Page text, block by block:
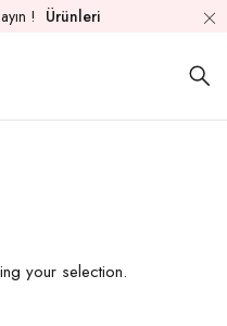
! Ürünleri
your selection.